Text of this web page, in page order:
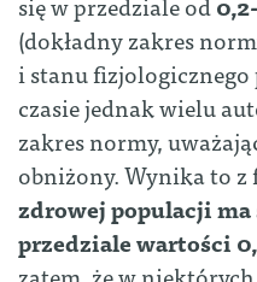
(dokładny zakres
i stanu
czasie jednak wielu
zakres normy,
obniżony. Wynika to z
zdrowej populacji
przedziale wartości